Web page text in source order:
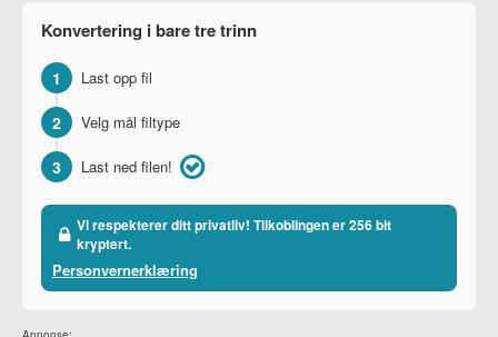
Konvertering i bare tre trinn
1 Last opp fil
2 Velg mål filtype
3 Last ned filen!
Vi respekterer ditt privatliv! Tilkoblingen er 256 bit
kryptert.
Personvernerklæring